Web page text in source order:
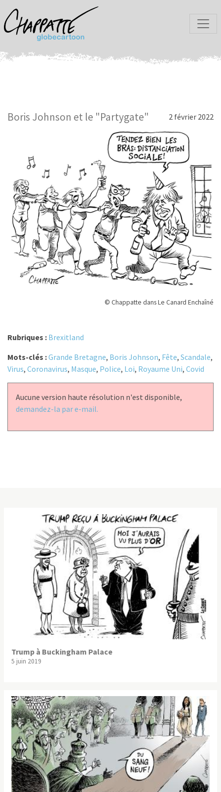
Boris Johnson et le "Partygate" 2 février 2022
© Chappatte dans Le Canard Enchaîné
Rubriques : Brexitland
Mots-clés :Grande Bretagne, Boris Johnson, Fête, Scandale,
Virus, Coronavirus, Masque, Police, Loi, Royaume Uni, Covid
Aucune version haute résolution n'est disponible,
demandez-la par e-mail.
Trump à Buckingham Palace
5 juin 2019